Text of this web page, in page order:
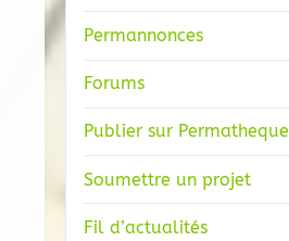
Permannonces
Forums
Publier sur Permatheque
Soumettre un projet
Fil d’actualités